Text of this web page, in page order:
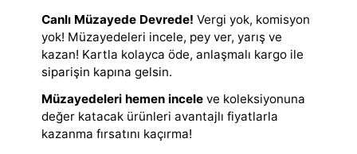
Canlı Müzayede Devrede! Vergi yok, komisyon
yok! Müzayedeleri incele, pey ver, yarış ve
kazan! Kartla kolayca öde, anlaşmalı kargo ile
siparişin kapına gelsin.
Müzayedeleri hemen incele ve koleksiyonuna
değer katacak ürünleri avantajlı fiyatlarla
kazanma fırsatını kaçırma!